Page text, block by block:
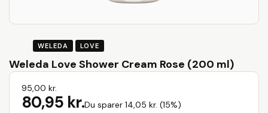
WELEDA LOVE
Weleda Love Shower Cream Rose (200 ml)
95,00 kr.
80,95 kr.Du sparer 14,05 kr. (15%)